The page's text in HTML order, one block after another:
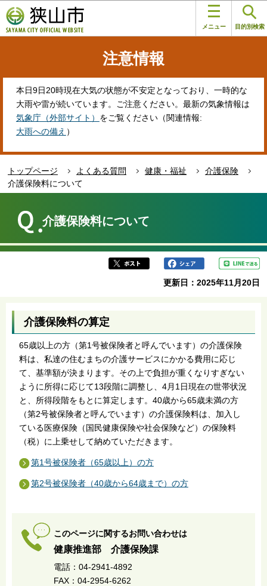
の
ペ
メニュー 目的別検索
注意情報
本日9日20時現在大気の状態が不安定となっており、一時的な
大雨や雷が続いています。ご注意ください。最新の気象情報は
気象庁（外部サイト） をご覧ください（関連情報:
大雨への備え ）
トップページ よくある質問 健康・福祉
介護保険
介護保険料について
か
介護保険料について
更新日：2025年11月20日
介護保険料の算定
65歳以上の方（第1号被保険者と呼んでいます）の介護保険
料は、私達の住むまちの介護サービスにかかる費用に応じ
て、基準額が決まります。その上で負担が重くなりすぎない
ように所得に応じて13段階に調整し、4月1日現在の世帯状況
と、所得段階をもとに算定します。40歳から65歳未満の方
（第2号被保険者と呼んでいます）の介護保険料は、加入し
ている医療保険（国民健康保険や社会保険など）の保険料
（税）に上乗せして納めていただきます。
第1号被保険者（65歳以上）の方
第2号被保険者（40歳から64歳まで）の方
このページに関するお問い合わせは
健康推進部 介護保険課
電話：04-2941-4892
FAX：04-2954-6262